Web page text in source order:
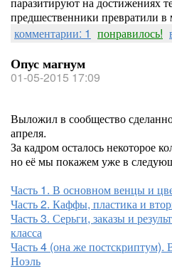
предшественники превратили в
комментарии: 1 понравилось!
Опус магнум
01-05-2015 17:09
Выложил в сообщество
апреля.
За кадром осталось некоторое
но её мы покажем уже в
Часть 1. В основном венцы и
Часть 2. Каффы, пластика и
Часть 3. Серьги, заказы и
класса
Часть 4 (она же
Ноэль